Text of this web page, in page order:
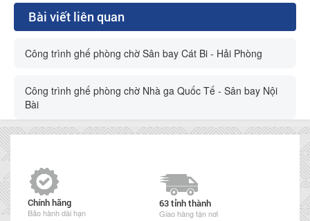
Bài viết liên quan
Công trình ghế phòng chờ Sân bay Cát Bi - Hải Phòng
Công trình ghế phòng chờ Nhà ga Quốc Tế - Sân bay Nội
Bài
Chính hãng
Bảo hành dài hạn
63 tỉnh thành
Giao hàng tận nơi